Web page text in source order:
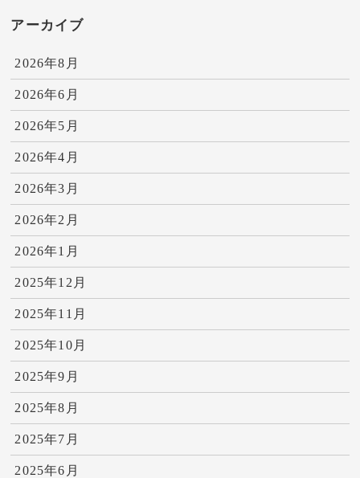
アーカイブ
2026年8月
2026年6月
2026年5月
2026年4月
2026年3月
2026年2月
2026年1月
2025年12月
2025年11月
2025年10月
2025年9月
2025年8月
2025年7月
2025年6月